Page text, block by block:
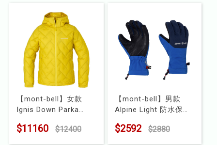
水上配件
其他
挖寶區
⭐長毛象-過季出清75折⭐
【mont-bell】女款
Ignis Down Parka
型號 : 1101707
$11160 $12400
【mont-bell】男款
Alpine Light 防水保暖
型號 : 1118979
$2592 $2880